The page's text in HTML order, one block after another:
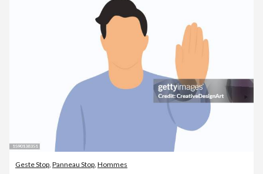
Geste Stop, Panneau Stop, Hommes